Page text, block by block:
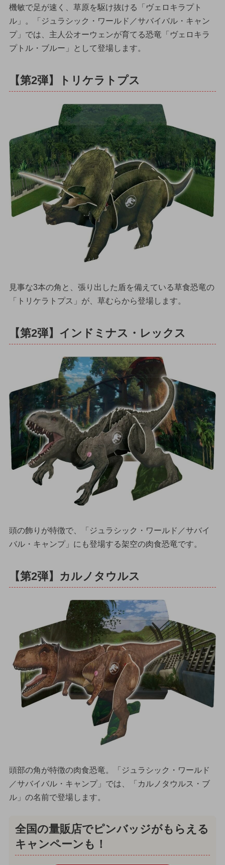
機敏で足が速く、草原を駆け抜ける「ヴェロキラプト
ル」。「ジュラシック・ワールド／サバイバル・キャン
プ」では、主人公オーウェンが育てる恐竜「ヴェロキラ
プトル・ブルー」として登場します。
【第2弾】トリケラトプス
見事な3本の角と、張り出した盾を備えている草食恐竜の
「トリケラトプス」が、草むらから登場します。
【第2弾】インドミナス・レックス
頭の飾りが特徴で、「ジュラシック・ワールド／サバイ
バル・キャンプ」にも登場する架空の肉食恐竜です。
【第2弾】カルノタウルス
頭部の角が特徴の肉食恐竜。「ジュラシック・ワールド
／サバイバル・キャンプ」では、「カルノタウルス・ブ
ル」の名前で登場します。
全国の量販店でピンバッジがもらえる
キャンペーンも！